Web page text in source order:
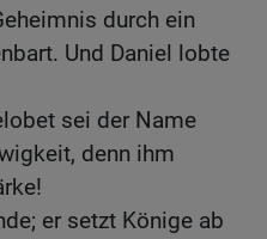
durch ein
Und Daniel lobte
sei der Name
denn ihm
er setzt Könige ab